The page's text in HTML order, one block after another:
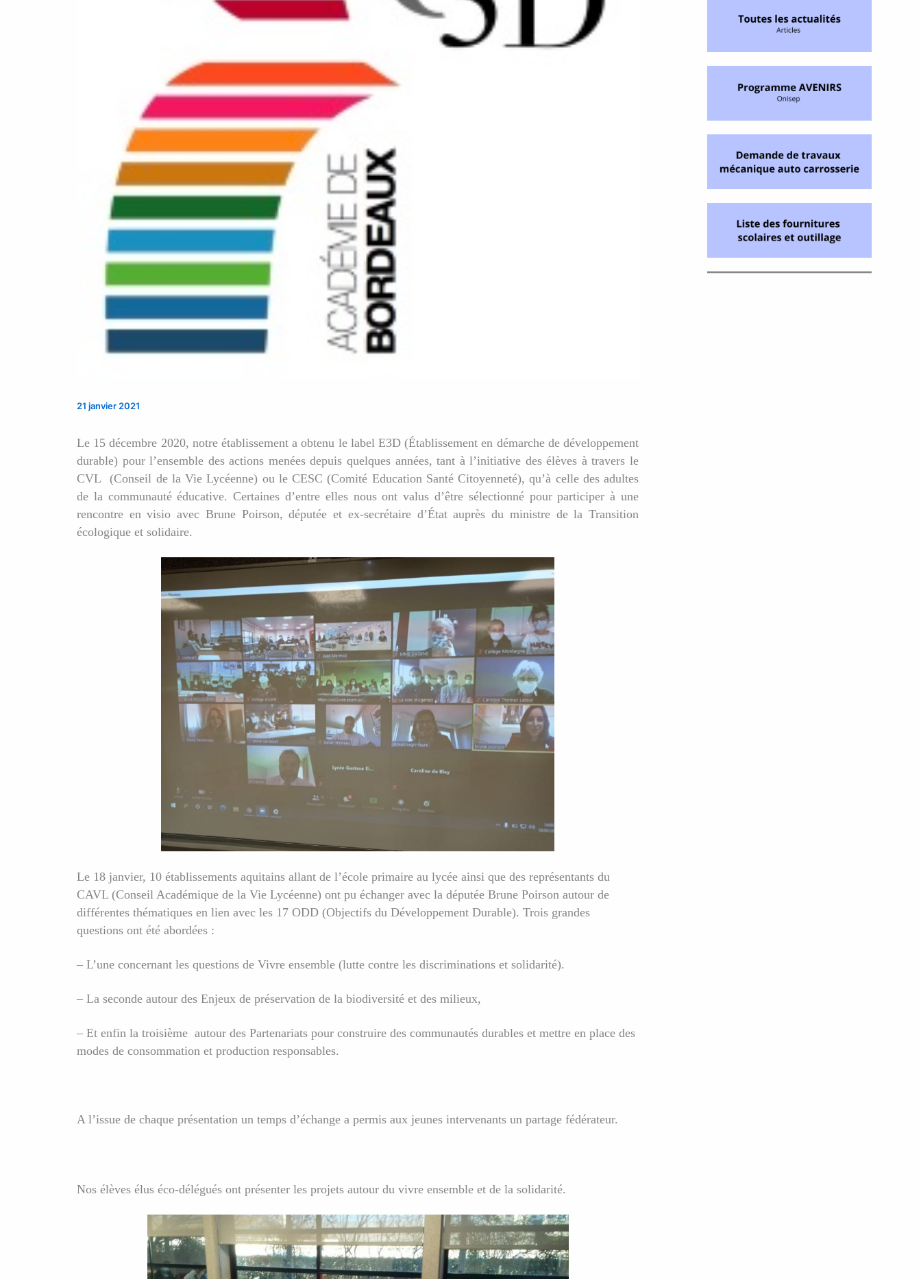
21 janvier 2021
Le 15 décembre 2020, notre établissement a obtenu le label E3D (Établissement en démarche de développement
durable) pour l’ensemble des actions menées depuis quelques années, tant à l’initiative des élèves à travers le
CVL (Conseil de la Vie Lycéenne) ou le CESC (Comité Education Santé Citoyenneté), qu’à celle des adultes
de la communauté éducative. Certaines d’entre elles nous ont valus d’être sélectionné pour participer à une
rencontre en visio avec Brune Poirson, députée et ex-secrétaire d’État auprès du ministre de la Transition
écologique et solidaire.
Le 18 janvier, 10 établissements aquitains allant de l’école primaire au lycée ainsi que des représentants du
CAVL (Conseil Académique de la Vie Lycéenne) ont pu échanger avec la députée Brune Poirson autour de
différentes thématiques en lien avec les 17 ODD (Objectifs du Développement Durable). Trois grandes
questions ont été abordées :
– L’une concernant les questions de Vivre ensemble (lutte contre les discriminations et solidarité).
– La seconde autour des Enjeux de préservation de la biodiversité et des milieux,
– Et enfin la troisième autour des Partenariats pour construire des communautés durables et mettre en place des
modes de consommation et production responsables.
A l’issue de chaque présentation un temps d’échange a permis aux jeunes intervenants un partage fédérateur.
Nos élèves élus éco-délégués ont présenter les projets autour du vivre ensemble et de la solidarité.